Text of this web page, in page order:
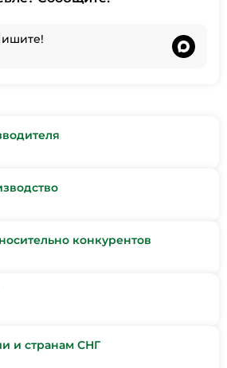
конкурентов
и странам СНГ